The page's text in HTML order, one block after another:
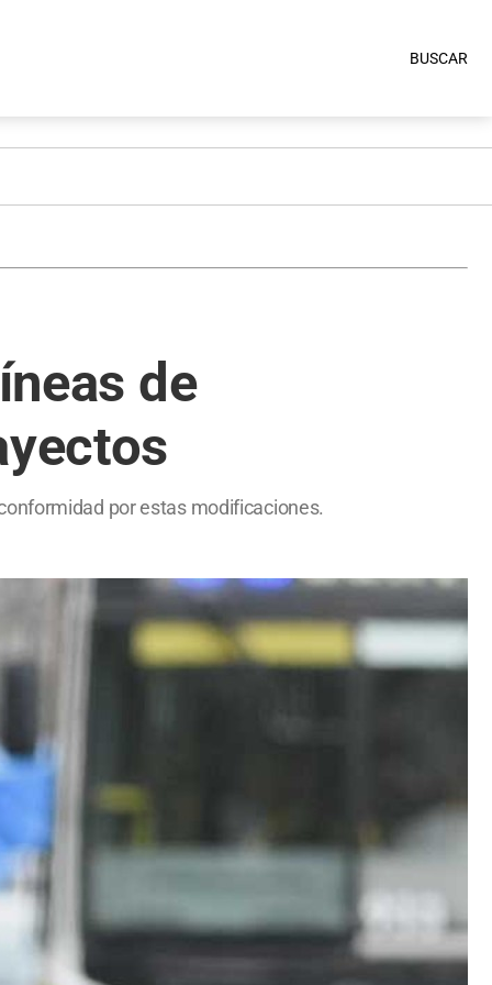
BUSCAR
de
por estas modificaciones.